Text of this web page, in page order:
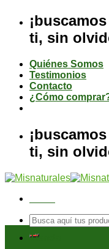
contenidoti, sin
Quiénes Somos
Testimonios
Contacto
¿Cómo
ti, sin
Buscar
por:
Tienda